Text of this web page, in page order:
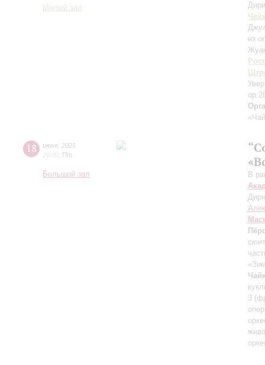
Малый зал
из
18 июня 2021
20:00 Пт
Большой зал
В
3